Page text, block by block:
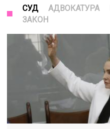
СУД АДВОКАТУРА
ЗАКОН